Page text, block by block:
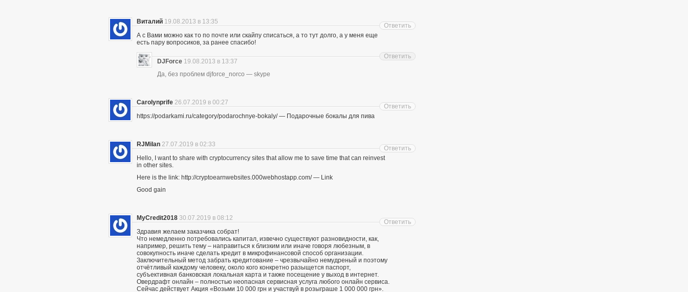
Виталий 19.08.2013 в 13:35
А с Вами можно как то по почте или скайпу списаться, а то тут долго, а у меня еще
есть пару вопросиков, за ранее спасибо!
Ответить
DJForce 19.08.2013 в 13:37
Да, без проблем djforce_norco — skype
Ответить
Carolynprife 26.07.2019 в 00:27
https://podarkami.ru/category/podarochnye-bokaly/ — Подарочные бокалы для пива
Ответить
RJMilan 27.07.2019 в 02:33
Hello, I want to share with cryptocurrency sites that allow me to save time that can reinvest
in other sites.
Here is the link: http://cryptoearnwebsites.000webhostapp.com/ — Link
Good gain
Ответить
MyCredit2018 30.07.2019 в 08:12
Здравия желаем заказчика собрат!
Что немедленно потребовались капитал, извечно существуют разновидности, как,
например, решить тему – направиться к близким или иначе говоря любезным, в
совокупность иначе сделать кредит в микрофинансовой способ организации.
Заключительный метод забрать кредитование – чрезвычайно немудреный и поэтому
отчётливый каждому человеку, около кого конкретно разыщется паспорт,
субъективная банковская локальная карта и также посещение у выход в интернет.
Овердрафт онлайн – полностью неопасная сервисная услуга любого онлайн сервиса.
Сейчас действует Акция «Возьми 10 000 грн и участвуй в розыграше 1 000 000 грн».
Ответить